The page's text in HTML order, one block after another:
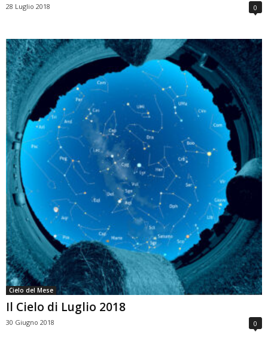
28 Luglio 2018 0
Cielo del Mese
Il Cielo di Luglio 2018
30 Giugno 2018 0